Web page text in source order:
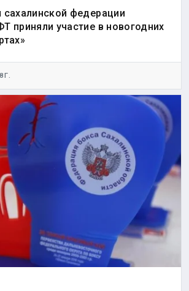
сахалинской федерации
приняли участие в новогодних
Г.